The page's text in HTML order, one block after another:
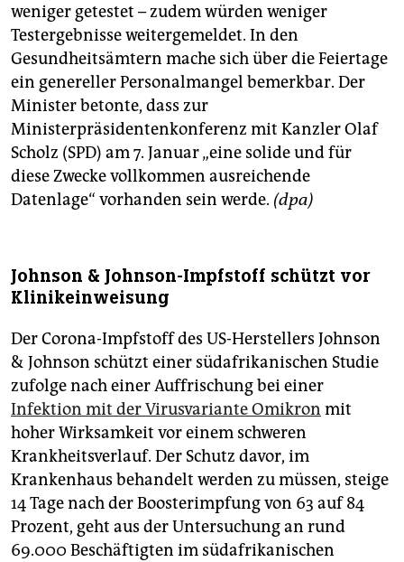
weniger getestet – zudem würden weniger
Testergebnisse weitergemeldet. In den
Gesundheitsämtern mache sich über die Feiertage
ein genereller Personalmangel bemerkbar. Der
Minister betonte, dass zur
Ministerpräsidentenkonferenz mit Kanzler Olaf
Scholz (SPD) am 7. Januar „eine solide und für
diese Zwecke vollkommen ausreichende
Datenlage“ vorhanden sein werde. (dpa)
Johnson & Johnson-Impfstoff schützt vor
Klinikeinweisung
Der Corona-Impfstoff des US-Herstellers Johnson
& Johnson schützt einer südafrikanischen Studie
zufolge nach einer Auffrischung bei einer
Infektion mit der Virusvariante Omikron mit
hoher Wirksamkeit vor einem schweren
Krankheitsverlauf. Der Schutz davor, im
Krankenhaus behandelt werden zu müssen, steige
14 Tage nach der Boosterimpfung von 63 auf 84
Prozent, geht aus der Untersuchung an rund
69.000 Beschäftigten im südafrikanischen